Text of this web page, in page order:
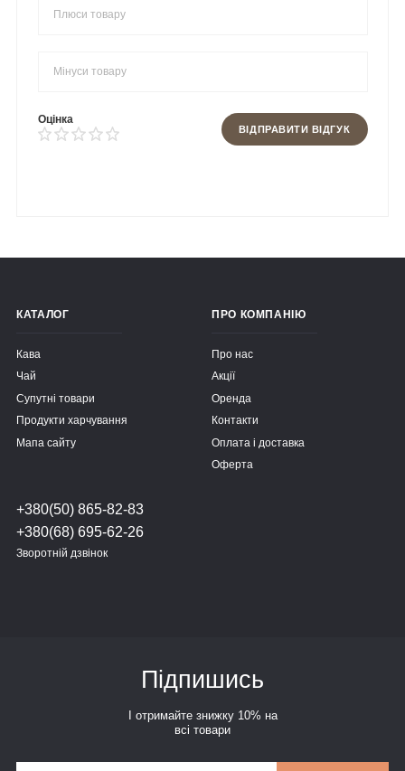
Оцінка
ВІДПРАВИТИ ВІДГУК
КАТАЛОГ
Кава
Чай
Супутні товари
Продукти харчування
Мапа сайту
ПРО КОМПАНІЮ
Про нас
Акції
Оренда
Контакти
Оплата і доставка
Оферта
+380(50) 865-82-83
+380(68) 695-62-26
Зворотній дзвінок
Підпишись
І отримайте знижку 10% на
всі товари